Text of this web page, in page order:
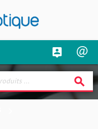
search